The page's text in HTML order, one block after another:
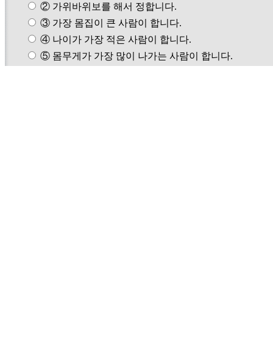
② 가위바위보를 해서 정합니다.
③ 가장 몸집이 큰 사람이 합니다.
④ 나이가 가장 적은 사람이 합니다.
⑤ 몸무게가 가장 많이 나가는 사람이 합니다.